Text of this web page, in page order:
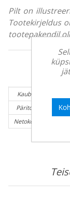
Pilt on
Tootekirjeldus
tootepakendil
Kaubamärk:
Päritolumaa:
Netokogus (g):